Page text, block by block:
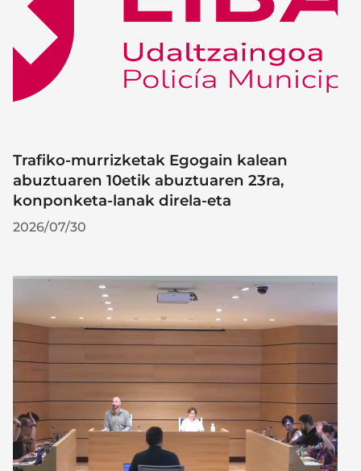
Trafiko-murrizketak Egogain kalean
abuztuaren 10etik abuztuaren 23ra,
konponketa-lanak direla-eta
2026/07/30